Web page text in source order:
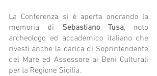
La Conferenza si è aperta onorando la
memoria di Sebastiano Tusa, noto
archeologo ed accademico italiano che
rivestì anche la carica di Soprintendente
del Mare ed Assessore ai Beni Culturali
per la Regione Sicilia.